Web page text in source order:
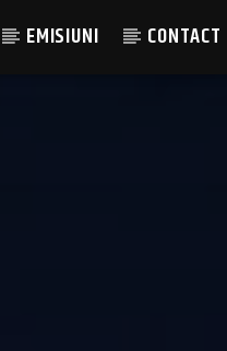
EMISIUNI CONTACT